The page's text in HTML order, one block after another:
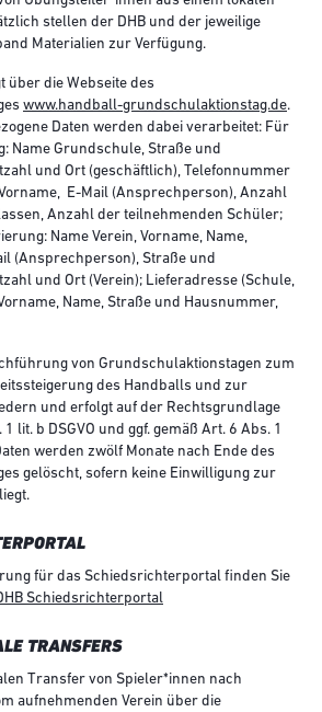
stellen der DHB und der jeweilige
Materialien zur Verfügung.
über die Webseite des
www.handball-grundschulaktionstag.de.
Daten werden dabei verarbeitet: Für
Name Grundschule, Straße und
und Ort (geschäftlich), Telefonnummer
E-Mail (Ansprechperson), Anzahl
Anzahl der teilnehmenden Schüler;
Name Verein, Vorname, Name,
(Ansprechperson), Straße und
und Ort (Verein); Lieferadresse (Schule,
Name, Straße und Hausnummer,
von Grundschulaktionstagen zum
des Handballs und zur
und erfolgt auf der Rechtsgrundlage
lit. b DSGVO und ggf. gemäß Art. 6 Abs. 1
werden zwölf Monate nach Ende des
gelöscht, sofern keine Einwilligung zur
für das Schiedsrichterportal finden Sie
Schiedsrichterportal
TRANSFERS
Transfer von Spieler*innen nach
aufnehmenden Verein über die